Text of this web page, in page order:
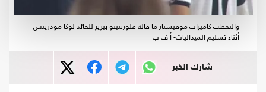
والتقطت كاميرات موفيستار ما قاله فلورنتينو بيريز للقائد لوكا مودريتش
أثناء تسليم الميداليات- أ ف ب
شارك الخبر